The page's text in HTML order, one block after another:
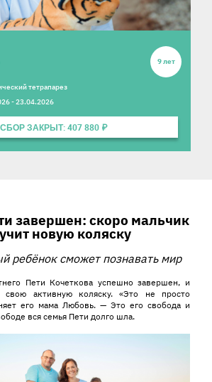
тетрапарез
- 23.04.2026
СБОР ЗАКРЫТ: 407 880 ₽
9 лет
завершен: скоро мальчик
новую коляску
ребёнок сможет познавать мир
Пети Кочеткова успешно завершен, и
активную коляску. «Это не просто
его мама Любовь. — Это его свобода и
вся семья Пети долго шла.